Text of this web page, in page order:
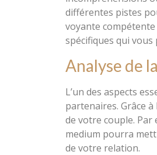
différentes pistes
voyante
spécifiques qui vous
Analyse de
L’un des aspects
partenaires. Grâce
de votre couple.
medium pourra
de votre relation.